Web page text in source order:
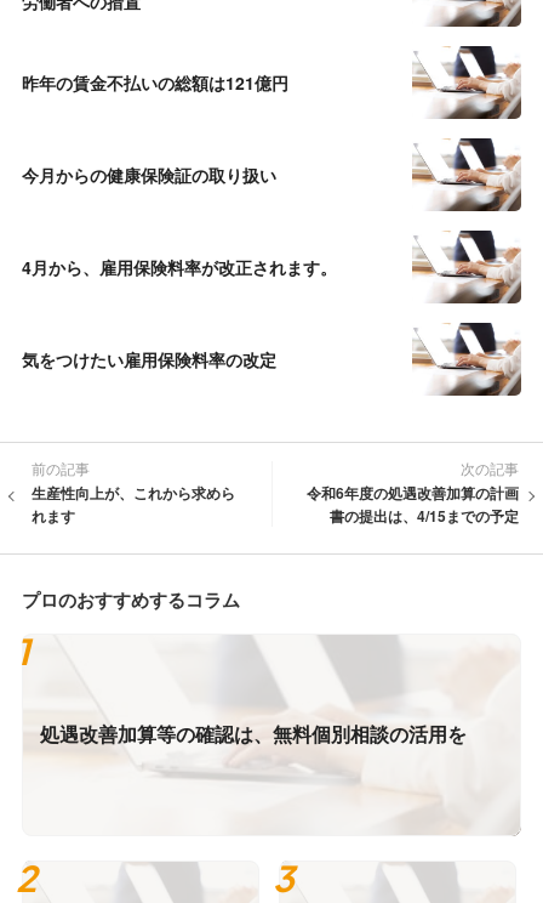
昨年の賃金不払いの総額は121億円
今月からの健康保険証の取り扱い
4月から、雇用保険料率が改正されます。
気をつけたい雇用保険料率の改定
前の記事
生産性向上が、これから求めら
れます
次の記事
令和6年度の処遇改善加算の計画
書の提出は、4/15までの予定
プロのおすすめするコラム
処遇改善加算等の確認は、無料個別相談の活用を